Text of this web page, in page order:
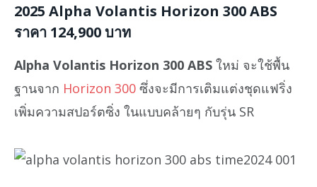
2025 Alpha Volantis Horizon 300 ABS
ราคา 124,900 บาท
Alpha Volantis Horizon 300 ABS ใหม่ จะใช้พื้น
ฐานจาก Horizon 300 ซึ่งจะมีการเติมแต่งชุดแฟริ่ง
เพิ่มความสปอร์ตซิ่ง ในแบบคล้ายๆ กับรุ่น SR